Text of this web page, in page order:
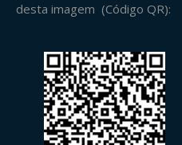
desta imagem (Código QR):